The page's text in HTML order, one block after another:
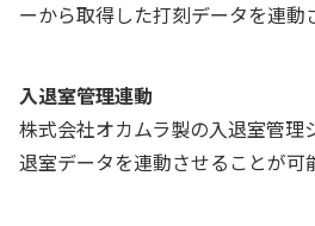
ーから取得した打刻データを連動
入退室管理連動
株式会社オカムラ製の入退室管理
退室データを連動させることが可